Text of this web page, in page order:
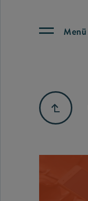
Menü